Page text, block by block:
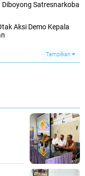
Diboyong Satresnarkoba
Aksi Demo Kepala
Tampilkan